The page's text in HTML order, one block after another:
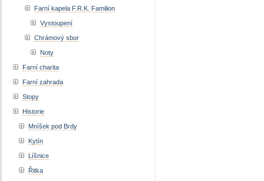
Farní kapela F.R.K. Familion
Vystoupení
Chrámový sbor
Noty
Farní charita
Farní zahrada
Stopy
Historie
Mníšek pod Brdy
Kytín
Líšnice
Řitka